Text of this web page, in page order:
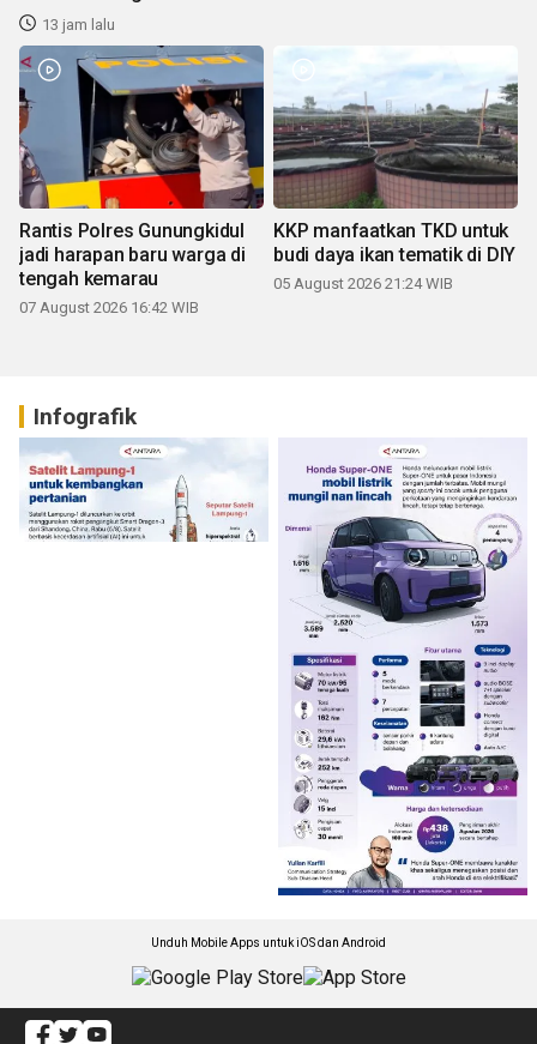
13 jam lalu
Rantis Polres Gunungkidul
jadi harapan baru warga di
tengah kemarau
07 August 2026 16:42 WIB
KKP manfaatkan TKD untuk
budi daya ikan tematik di DIY
05 August 2026 21:24 WIB
Infografik
Unduh Mobile Apps untuk iOS dan Android